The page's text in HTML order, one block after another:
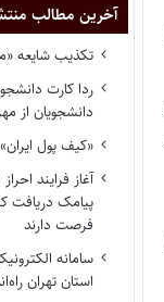
آخرین مطالب
تکذیب شایعه
ردا کارت
دانشجویان از مهر
«کیف پول
آغاز فرایند
پیامک دریافت
فرصت دارند
سامانه
استان تهران